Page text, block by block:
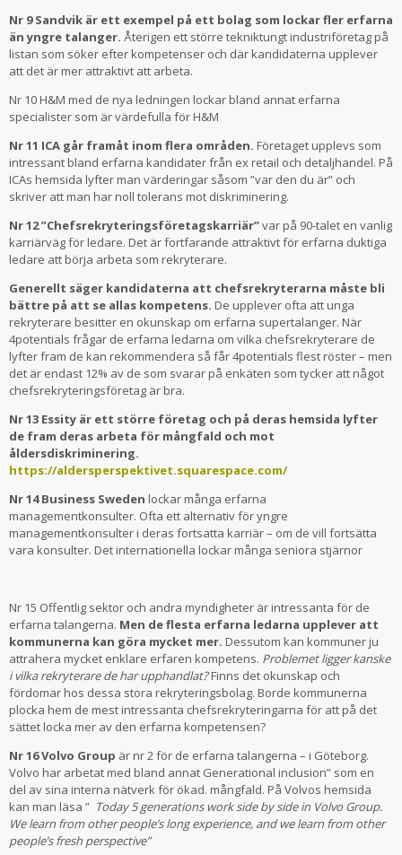
Nr 9 Sandvik är ett exempel på ett bolag som lockar fler erfarna
än yngre talanger. Återigen ett större tekniktungt industriföretag på
listan som söker efter kompetenser och där kandidaterna upplever
att det är mer attraktivt att arbeta.
Nr 10 H&M med de nya ledningen lockar bland annat erfarna
specialister som är värdefulla för H&M
Nr 11 ICA går framåt inom flera områden. Företaget upplevs som
intressant bland erfarna kandidater från ex retail och detaljhandel. På
ICAs hemsida lyfter man värderingar såsom ”var den du är” och
skriver att man har noll tolerans mot diskriminering.
Nr 12 ”Chefsrekryteringsföretagskarriär”var på 90-talet en vanlig
karriärväg för ledare. Det är fortfarande attraktivt för erfarna duktiga
ledare att börja arbeta som rekryterare.
Generellt säger kandidaterna att chefsrekryterarna måste bli
bättre på att se allas kompetens. De upplever ofta att unga
rekryterare besitter en okunskap om erfarna supertalanger. När
4potentials frågar de erfarna ledarna om vilka chefsrekryterare de
lyfter fram de kan rekommendera så får 4potentials flest röster – men
det är endast 12% av de som svarar på enkäten som tycker att något
chefsrekryteringsföretag är bra.
Nr 13 Essity är ett större företag och på deras hemsida lyfter
de fram deras arbeta för mångfald och mot
åldersdiskriminering.
https://aldersperspektivet.squarespace.com/
Nr 14 Business Sweden lockar många erfarna
managementkonsulter. Ofta ett alternativ för yngre
managementkonsulter i deras fortsatta karriär – om de vill fortsätta
vara konsulter. Det internationella lockar många seniora stjärnor
Nr 15 Offentlig sektor och andra myndigheter är intressanta för de
erfarna talangerna. Men de flesta erfarna ledarna upplever att
kommunerna kan göra mycket mer. Dessutom kan kommuner ju
attrahera mycket enklare erfaren kompetens. Problemet ligger kanske
i vilka rekryterare de har upphandlat?Finns det okunskap och
fördomar hos dessa stora rekryteringsbolag. Borde kommunerna
plocka hem de mest intressanta chefsrekryteringarna för att på det
sättet locka mer av den erfarna kompetensen?
Nr 16 Volvo Group är nr 2 för de erfarna talangerna – i Göteborg.
Volvo har arbetat med bland annat Generational inclusion” som en
del av sina interna nätverk för ökad. mångfald. På Volvos hemsida
kan man läsa ” Today 5 generations work side by side in Volvo Group.
We learn from other people’s long experience, and we learn from other
people’s fresh perspective”